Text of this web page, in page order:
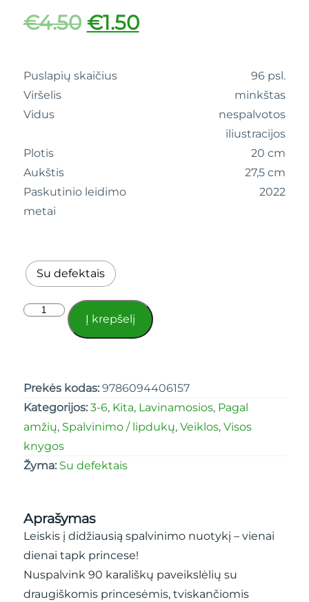
€4.50 €1.50
Puslapių skaičius
96 psl.
Viršelis
minkštas
Vidus
nespalvotos
iliustracijos
Plotis
20 cm
Aukštis
27,5 cm
Paskutinio leidimo
metai
2022
Su defektais
Į krepšelį
Prekės kodas: 9786094406157
Kategorijos: 3-6, Kita, Lavinamosios, Pagal
amžių, Spalvinimo / lipdukų, Veiklos, Visos
knygos
Žyma: Su defektais
Aprašymas
Leiskis į didžiausią spalvinimo nuotykį – vienai
dienai tapk princese!
Nuspalvink 90 karališkų paveikslėlių su
draugiškomis princesėmis, tviskančiomis